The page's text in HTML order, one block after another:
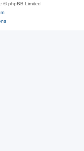
© phpBB Limited